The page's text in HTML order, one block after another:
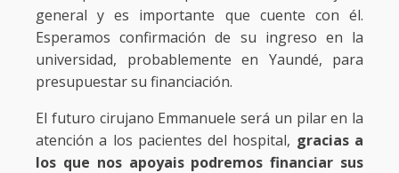
general y es importante que cuente con él.
Esperamos confirmación de su ingreso en la
universidad, probablemente en Yaundé, para
presupuestar su financiación.
El futuro cirujano Emmanuele será un pilar en la
atención a los pacientes del hospital, gracias a
los que nos apoyais podremos financiar sus